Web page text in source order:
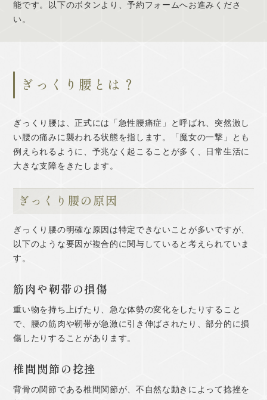
能です。以下のボタンより、予約フォームへお進みくださ
い。
ぎっくり腰とは？
ぎっくり腰は、正式には「急性腰痛症」と呼ばれ、突然激し
い腰の痛みに襲われる状態を指します。「魔女の一撃」とも
例えられるように、予兆なく起こることが多く、日常生活に
大きな支障をきたします。
ぎっくり腰の原因
ぎっくり腰の明確な原因は特定できないことが多いですが、
以下のような要因が複合的に関与していると考えられていま
す。
筋肉や靭帯の損傷
重い物を持ち上げたり、急な体勢の変化をしたりすること
で、腰の筋肉や靭帯が急激に引き伸ばされたり、部分的に損
傷したりすることがあります。
椎間関節の捻挫
背骨の関節である椎間関節が、不自然な動きによって捻挫を